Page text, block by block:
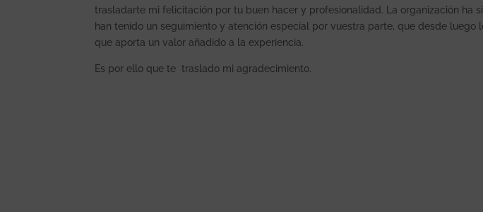
trasladarte mi felicitación por tu buen hacer y profesionalidad. La organización ha
han tenido un seguimiento y atención especial por vuestra parte, que desde luego
que aporta un valor añadido a la experiencia.
Es por ello que te traslado mi agradecimiento.